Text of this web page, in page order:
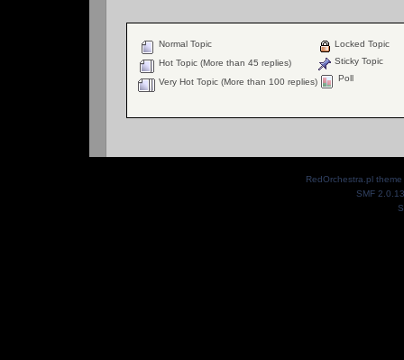
Normal Topic
Hot Topic (More than 45 replies)
Very Hot Topic (More than 100 replies)
Locked Topic
Sticky Topic
Poll
RedOrchestra.pl
SMF 2.0.13